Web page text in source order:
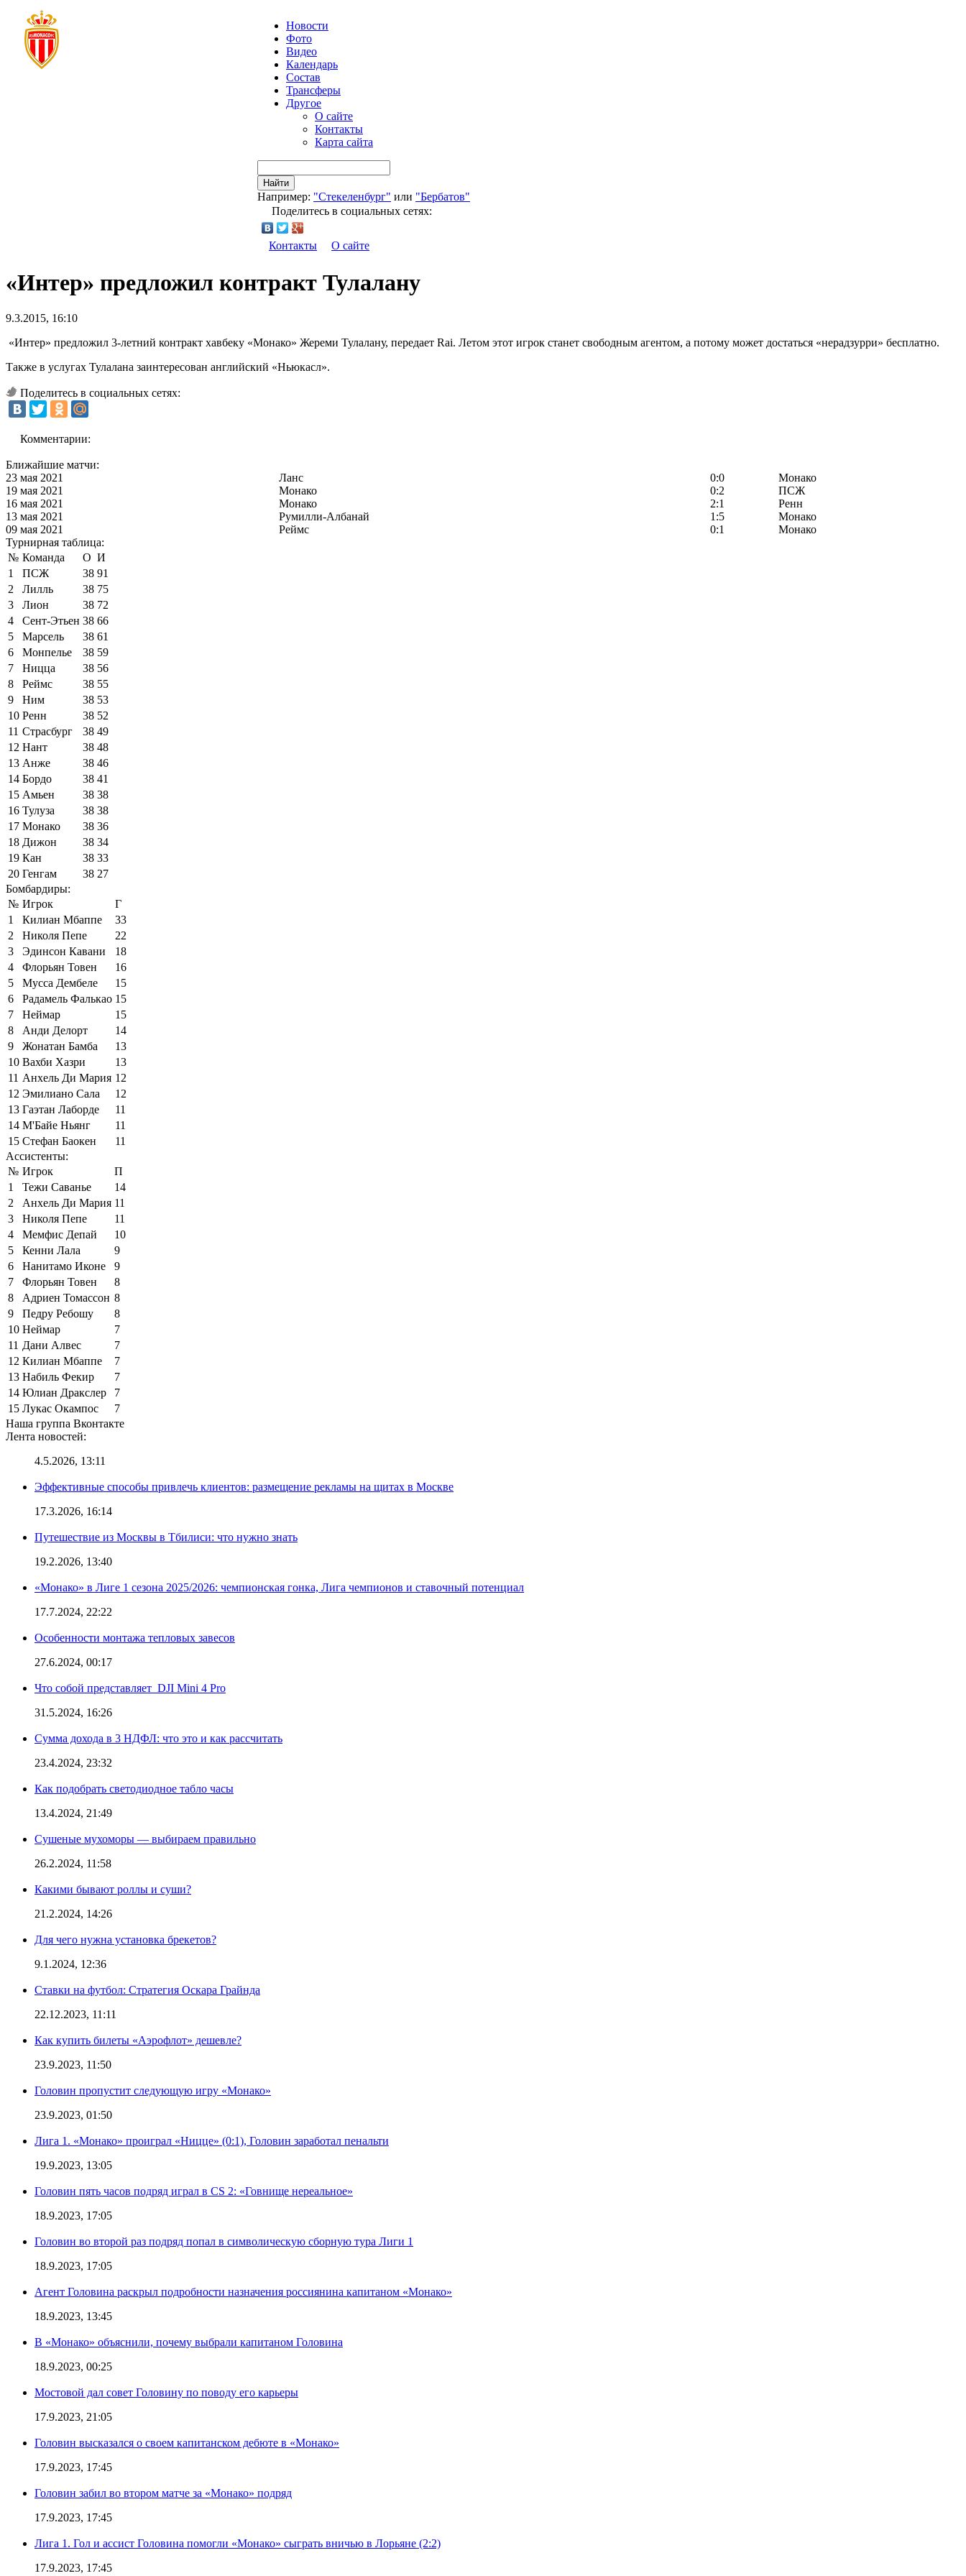
Новости
Фото
Видео
Календарь
Состав
Трансферы
Другое
О сайте
Контакты
Карта сайта
Найти
Например: "Стекеленбург" или "Бербатов"
Поделитесь в социальных сетях:
Контакты О сайте
«Интер» предложил контракт Тулалану
9.3.2015, 16:10
«Интер» предложил 3-летний контракт хавбеку «Монако» Жереми Тулалану, передает Rai. Летом этот игрок станет свободным агентом, а потому может достаться «нерадзурри» бесплатно.
Также в услугах Тулалана заинтересован английский «Ньюкасл».
Поделитесь в социальных сетях:
Комментарии:
Ближайшие матчи:
23 мая 2021
Ланс 0:0
Монако
19 мая 2021
Монако 0:2
ПСЖ
16 мая 2021
Монако 2:1
Ренн
13 мая 2021
Румилли-Албанай 1:5
Монако
09 мая 2021
Реймс 0:1
Монако
Турнирная таблица:
№ Команда О И
1
ПСЖ 38 91
2
Лилль 38 75
3
Лион 38 72
4
Сент-Этьен 38 66
5
Марсель 38 61
6
Монпелье 38 59
7
Ницца 38 56
8
Реймс 38 55
9
Ним 38 53
10 Ренн 38 52
11 Страсбург 38 49
12 Нант 38 48
13 Анже 38 46
14 Бордо 38 41
15 Амьен 38 38
16 Тулуза 38 38
17 Монако 38 36
18 Дижон 38 34
19 Кан 38 33
20 Генгам 38 27
Бомбардиры:
№ Игрок
Г
1
Килиан Мбаппе
33
2
Николя Пепе
22
3
Эдинсон Кавани
18
4
Флорьян Товен
16
5
Мусса Дембеле
15
6
Радамель Фалькао 15
7
Неймар
15
8
Анди Делорт
14
9
Жонатан Бамба
13
10 Вахби Хазри
13
11 Анхель Ди Мария 12
12 Эмилиано Сала
12
13 Гаэтан Лаборде
11
14 М'Байе Ньянг
11
15 Стефан Баокен
11
Ассистенты:
№ Игрок
П
1
Тежи Саванье
14
2
Анхель Ди Мария 11
3
Николя Пепе
11
4
Мемфис Депай
10
5
Кенни Лала
9
6
Нанитамо Иконе
9
7
Флорьян Товен
8
8
Адриен Томассон 8
9
Педру Ребошу
8
10 Неймар
7
11 Дани Алвес
7
12 Килиан Мбаппе
7
13 Набиль Фекир
7
14 Юлиан Дракслер
7
15 Лукас Окампос
7
Наша группа Вконтакте
Лента новостей:
4.5.2026, 13:11
Эффективные способы привлечь клиентов: размещение рекламы на щитах в Москве
17.3.2026, 16:14
Путешествие из Москвы в Тбилиси: что нужно знать
19.2.2026, 13:40
«Монако» в Лиге 1 сезона 2025/2026: чемпионская гонка, Лига чемпионов и ставочный потенциал
17.7.2024, 22:22
Особенности монтажа тепловых завесов
27.6.2024, 00:17
Что собой представляет DJI Mini 4 Pro
31.5.2024, 16:26
Сумма дохода в 3 НДФЛ: что это и как рассчитать
23.4.2024, 23:32
Как подобрать светодиодное табло часы
13.4.2024, 21:49
Сушеные мухоморы — выбираем правильно
26.2.2024, 11:58
Какими бывают роллы и суши?
21.2.2024, 14:26
Для чего нужна установка брекетов?
9.1.2024, 12:36
Ставки на футбол: Стратегия Оскара Грайнда
22.12.2023, 11:11
Как купить билеты «Аэрофлот» дешевле?
23.9.2023, 11:50
Головин пропустит следующую игру «Монако»
23.9.2023, 01:50
Лига 1. «Монако» проиграл «Ницце» (0:1), Головин заработал пенальти
19.9.2023, 13:05
Головин пять часов подряд играл в CS 2: «Говнище нереальное»
18.9.2023, 17:05
Головин во второй раз подряд попал в символическую сборную тура Лиги 1
18.9.2023, 17:05
Агент Головина раскрыл подробности назначения россиянина капитаном «Монако»
18.9.2023, 13:45
В «Монако» объяснили, почему выбрали капитаном Головина
18.9.2023, 00:25
Мостовой дал совет Головину по поводу его карьеры
17.9.2023, 21:05
Головин высказался о своем капитанском дебюте в «Монако»
17.9.2023, 17:45
Головин забил во втором матче за «Монако» подряд
17.9.2023, 17:45
Лига 1. Гол и ассист Головина помогли «Монако» сыграть вничью в Лорьяне (2:2)
17.9.2023, 17:45